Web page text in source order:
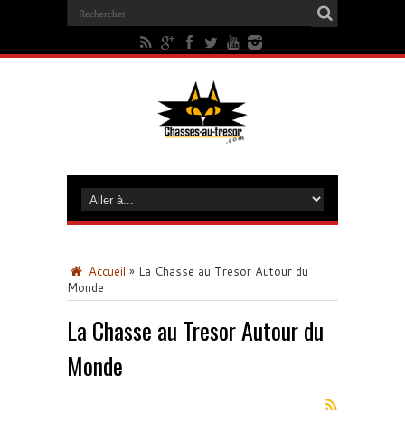
Accueil » La Chasse au Tresor Autour du
Monde
La Chasse au Tresor Autour du
Monde